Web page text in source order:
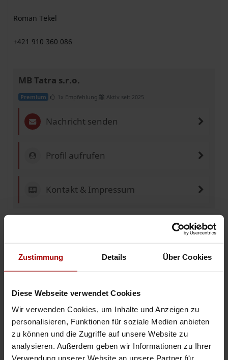
Zustimmung Details Über Cookies
Diese Webseite verwendet Cookies
Wir verwenden Cookies, um Inhalte und Anzeigen zu
personalisieren, Funktionen für soziale Medien anbieten
zu können und die Zugriffe auf unsere Website zu
analysieren. Außerdem geben wir Informationen zu Ihrer
Verwendung unserer Website an unsere Partner für
Roman Tekel
+421 910 360 086
MB Tatra s.r.o.
Premium 1x Empfehlung Aktiv seit 2025
Nachricht senden
Profil aufrufen
Kontakt & Impressum
Jetzt einen Auftrag vergeben
Weitere Gesuche
Suchen Sie qualifizierte Bau- und Montageteams oder Subunternehmer für